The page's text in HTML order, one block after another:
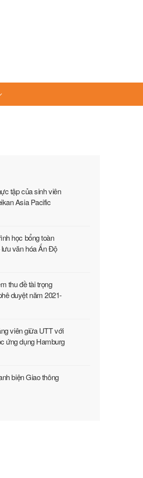
tập của sinh viên
Asia Pacific
học bổng toàn
văn hóa Ấn Độ
thu đề tài trọng
duyệt năm 2021-
viên giữa UTT với
ứng dụng Hamburg
biện Giao thông